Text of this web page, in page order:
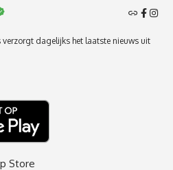
verzorgt dagelijks het laatste nieuws uit